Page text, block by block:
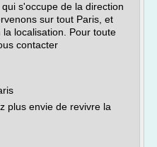
s'occupe de la direction
sur tout Paris, et
localisation. Pour toute
contacter
plus envie de revivre la